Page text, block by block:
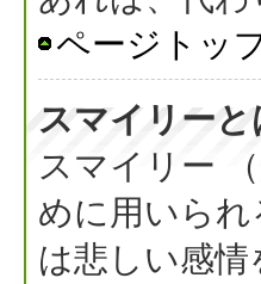
ページトッ
スマイリーと
スマイリー
めに用いら
は悲しい感